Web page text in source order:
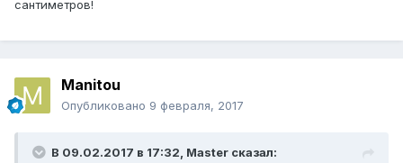
сантиметров!
Manitou
Опубликовано 9 февраля, 2017
В 09.02.2017 в 17:32, Master сказал: